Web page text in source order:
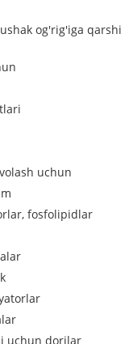
og'rig'iga qarshi
uchun
fosfolipidlar
uchun dorilar